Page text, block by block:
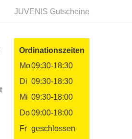
JUVENIS Gutscheine
Ordinationszeiten
Mo09:30-18:30
Di 09:30-18:30
Mi 09:30-18:00
Do09:00-18:00
Fr geschlossen